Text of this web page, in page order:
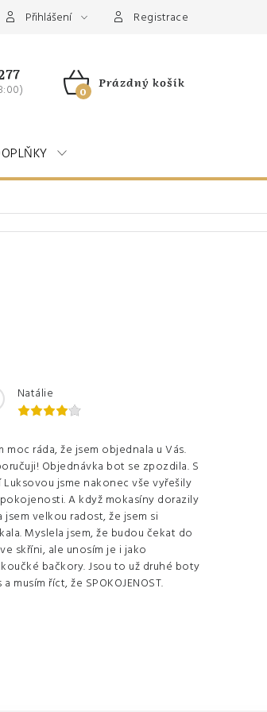
Přihlášení Registrace
NÁKUPNÍ
Prázdný košík
Natálie
moc ráda, že jsem objednala u Vás.
Objednávka bot se zpozdila. S
Luksovou jsme nakonec vše vyřešily
A když mokasíny dorazily
jsem velkou radost, že jsem si
Myslela jsem, že budou čekat do
skříni, ale unosím je i jako
bačkory. Jsou to už druhé boty
a musím říct, že SPOKOJENOST.